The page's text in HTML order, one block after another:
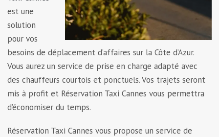
est une
solution
pour vos
besoins de déplacement d’affaires sur la Côte d’Azur.
Vous aurez un service de prise en charge adapté avec
des chauffeurs courtois et ponctuels. Vos trajets seront
mis à profit et Réservation Taxi Cannes vous permettra
d’économiser du temps.
Réservation Taxi Cannes vous propose un service de